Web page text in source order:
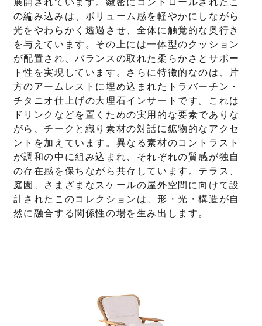
の編み込みは、ボリューム感を軽やかにしながら
光をやわらかく透過させ、全体に触覚的な奥行き
を与えています。その上には一体型のクッション
が配置され、バランスの取れた柔らかさとサポー
ト性を実現しています。さらに特徴的なのは、片
方のアームレストに埋め込まれたトラバーチン・
チタニオ仕上げの大理石インサートです。これは
ドリンクなどを置くための実用的な要素でありな
がら、チークと織り素材の対話に鉱物的なアクセ
ントを加えています。異なる素材のコントラスト
が調和の中に組み込まれ、それぞれの質感が独自
の存在感を保ちながら共存しています。テラス、
庭園、さまざまなスケールの屋外空間に向けて設
計されたこのコレクションは、形・光・構造が自
然に融合する関係性の場を生み出します。